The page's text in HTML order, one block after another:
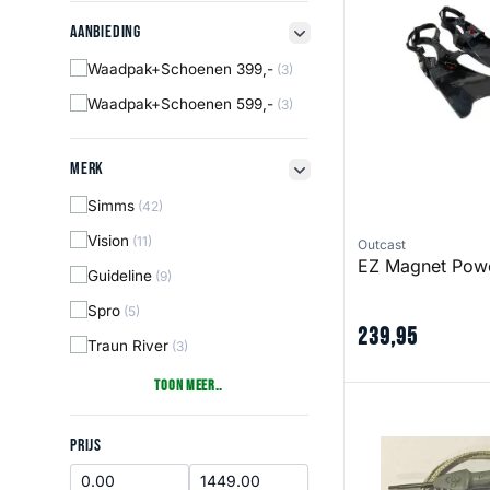
Aanbieding
Aanbieding filter button
Waadpak+Schoenen 399,- (3)
Waadpak+Schoenen 599,- (3)
Merk
Merk filter button
Simms (42)
Vision (11)
Guideline (9)
Spro (5)
Traun River (3)
Toon Meer..
Prijs
PRIJS
Outcast
EZ Magnet
239,95